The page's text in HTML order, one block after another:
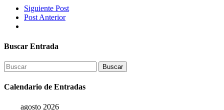
Siguiente Post
Post Anterior
Buscar Entrada
Buscar
Calendario de Entradas
agosto 2026